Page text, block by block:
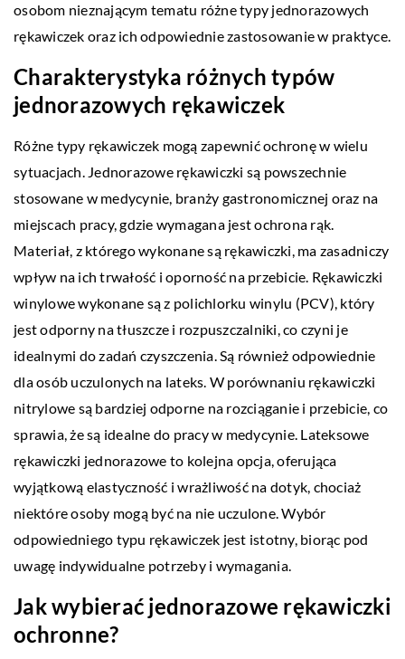
osobom nieznającym tematu różne typy jednorazowych
rękawiczek oraz ich odpowiednie zastosowanie w praktyce.
Charakterystyka różnych typów
jednorazowych rękawiczek
Różne typy rękawiczek mogą zapewnić ochronę w wielu
sytuacjach. Jednorazowe rękawiczki są powszechnie
stosowane w medycynie, branży gastronomicznej oraz na
miejscach pracy, gdzie wymagana jest ochrona rąk.
Materiał, z którego wykonane są rękawiczki, ma zasadniczy
wpływ na ich trwałość i oporność na przebicie. Rękawiczki
winylowewykonane są z polichlorku winylu (PCV), który
jest odporny na tłuszcze i rozpuszczalniki, co czyni je
idealnymi do zadań czyszczenia. Są również odpowiednie
dla osób uczulonych na lateks. W porównaniu rękawiczki
nitrylowe są bardziej odporne na rozciąganie i przebicie, co
sprawia, że są idealne do pracy w medycynie. Lateksowe
rękawiczki jednorazowe to kolejna opcja, oferująca
wyjątkową elastyczność i wrażliwość na dotyk, chociaż
niektóre osoby mogą być na nie uczulone. Wybór
odpowiedniego typu rękawiczek jest istotny, biorąc pod
uwagę indywidualne potrzeby i wymagania.
Jak wybierać jednorazowe rękawiczki
ochronne?